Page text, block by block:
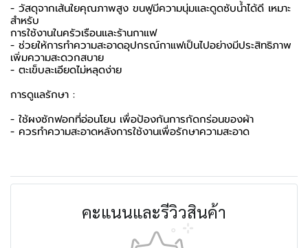
- วัสดุจากเส้นใยคุณภาพสูง ขนฟูมีความนุ่มและดูดซับน้ำได้ดี เหมาะ
สำหรับ
การใช้งานในครัวเรือนและร้านกาแฟ
- ช่วยให้การทำความสะอาดอุปกรณ์กาแฟเป็นไปอย่างมีประสิทธิภาพ
เพิ่มความสะดวกสบาย
- ตะเข็บละเอียดไม่หลุดง่าย
การดูเเลรักษา :
- ใช้ผงซักฟอกที่อ่อนโยน เพื่อป้องกันการกัดกร่อนของผ้า
- ควรทำความสะอาดหลังการใช้งานเพื่อรักษาความสะอาด
คะแนนและรีวิวสินค้า